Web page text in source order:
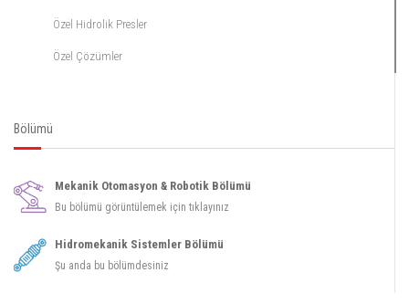
Özel Hidrolik Presler
Özel Çözümler
Bölümü
Mekanik Otomasyon & Robotik Bölümü
Bu bölümü görüntülemek için tıklayınız
Hidromekanik Sistemler Bölümü
Şu anda bu bölümdesiniz